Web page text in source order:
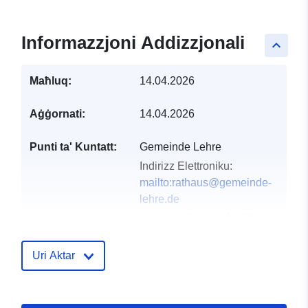
keyboard_arrow_up
Informazzjoni Addizzjonali
Maħluq: 14.04.2026
Aġġornati: 14.04.2026
Punti ta' Kuntatt:
Gemeinde Lehre
Indirizz Elettroniku:
mailto:rathaus@gemeinde-
lehre.de
Uri Aktar